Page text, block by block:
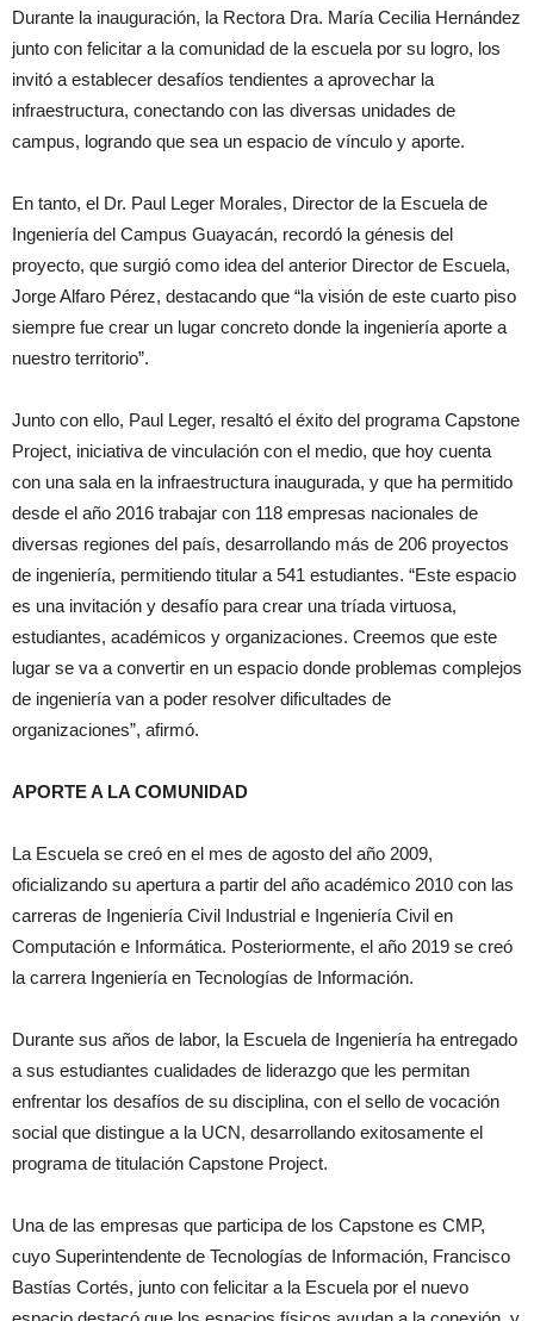
Durante la inauguración, la Rectora Dra. María Cecilia Hernández
junto con felicitar a la comunidad de la escuela por su logro, los
invitó a establecer desafíos tendientes a aprovechar la
infraestructura, conectando con las diversas unidades de
campus, logrando que sea un espacio de vínculo y aporte.
En tanto, el Dr. Paul Leger Morales, Director de la Escuela de
Ingeniería del Campus Guayacán, recordó la génesis del
proyecto, que surgió como idea del anterior Director de Escuela,
Jorge Alfaro Pérez, destacando que “la visión de este cuarto piso
siempre fue crear un lugar concreto donde la ingeniería aporte a
nuestro territorio”.
Junto con ello, Paul Leger, resaltó el éxito del programa Capstone
Project, iniciativa de vinculación con el medio, que hoy cuenta
con una sala en la infraestructura inaugurada, y que ha permitido
desde el año 2016 trabajar con 118 empresas nacionales de
diversas regiones del país, desarrollando más de 206 proyectos
de ingeniería, permitiendo titular a 541 estudiantes. “Este espacio
es una invitación y desafío para crear una tríada virtuosa,
estudiantes, académicos y organizaciones. Creemos que este
lugar se va a convertir en un espacio donde problemas complejos
de ingeniería van a poder resolver dificultades de
organizaciones”, afirmó.
APORTE A LA COMUNIDAD
La Escuela se creó en el mes de agosto del año 2009,
oficializando su apertura a partir del año académico 2010 con las
carreras de Ingeniería Civil Industrial e Ingeniería Civil en
Computación e Informática. Posteriormente, el año 2019 se creó
la carrera Ingeniería en Tecnologías de Información.
Durante sus años de labor, la Escuela de Ingeniería ha entregado
a sus estudiantes cualidades de liderazgo que les permitan
enfrentar los desafíos de su disciplina, con el sello de vocación
social que distingue a la UCN, desarrollando exitosamente el
programa de titulación Capstone Project.
Una de las empresas que participa de los Capstone es CMP,
cuyo Superintendente de Tecnologías de Información, Francisco
Bastías Cortés, junto con felicitar a la Escuela por el nuevo